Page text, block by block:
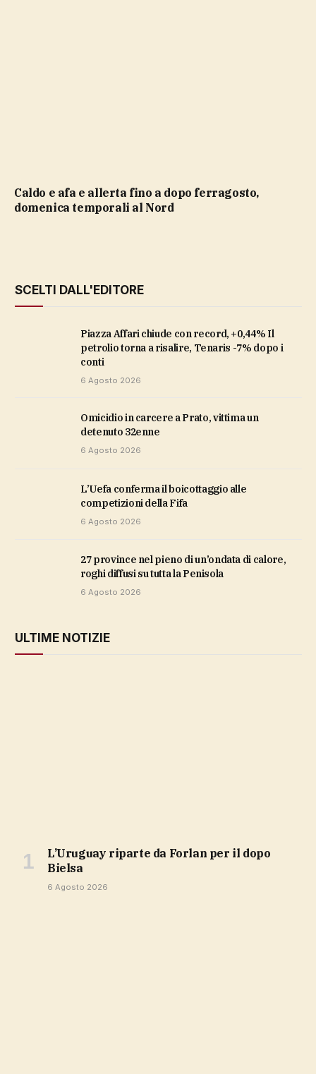
caldo e afa e allerta fino a dopo ferragosto,
domenica temporali al Nord
SCELTI DALL'EDITORE
Piazza Affari chiude con record, +0,44% Il
petrolio torna a risalire, Tenaris -7% dopo i
conti
6 Agosto 2026
Omicidio in carcere a Prato, vittima un
detenuto 32enne
6 Agosto 2026
L’Uefa conferma il boicottaggio alle
competizioni della Fifa
6 Agosto 2026
27 province nel pieno di un’ondata di calore,
roghi diffusi su tutta la Penisola
6 Agosto 2026
ULTIME NOTIZIE
L’Uruguay riparte da Forlan per il dopo
Bielsa
6 Agosto 2026